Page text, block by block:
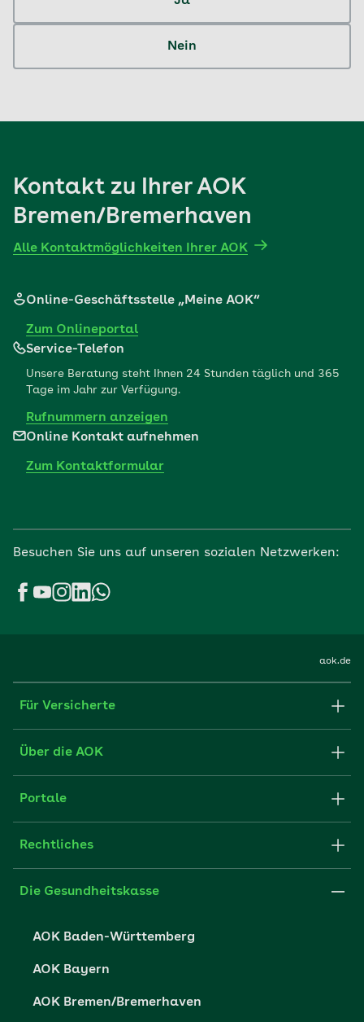
Nein
Kontakt zu Ihrer AOK
Bremen/Bremerhaven
Alle Kontaktmöglichkeiten Ihrer AOK
Online-Geschäftsstelle „Meine AOK“
Zum Onlineportal
Service-Telefon
Unsere Beratung steht Ihnen 24 Stunden täglich und 365
Tage im Jahr zur Verfügung.
Rufnummern anzeigen
Online Kontakt aufnehmen
Zum Kontaktformular
Besuchen Sie uns auf unseren sozialen Netzwerken:
aok.de
Für Versicherte
Formulare und Anträge
FAQ
Websitenutzung
Über die AOK
Struktur & Verwaltung
Partner der AOK
Portale
Fachportal für Arbeitgeber
Presse- und Politikportal
Vertriebspartner-Service
Rechtliches
Impressum
Die Gesundheitskasse
AOK Baden-Württemberg
AOK Bayern
AOK Bremen/Bremerhaven